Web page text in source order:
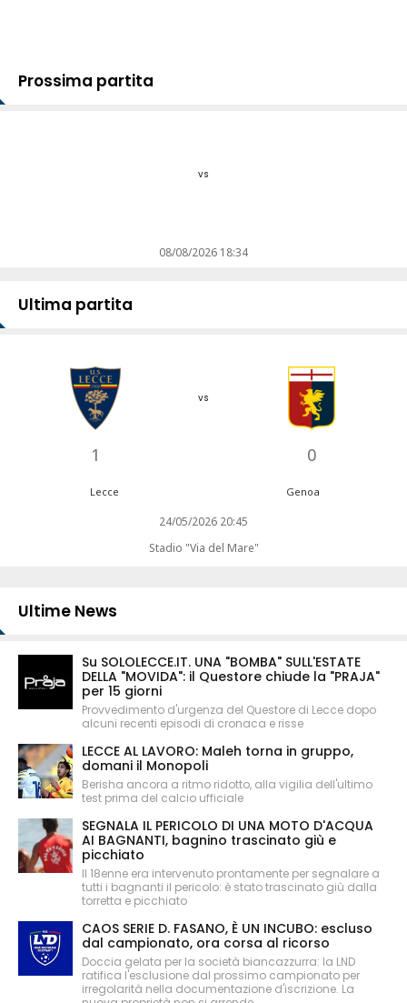
Prossima partita
vs
08/08/2026 18:34
Ultima partita
1
vs
0
Lecce Genoa
24/05/2026 20:45
Stadio "Via del Mare"
Ultime News
Su SOLOLECCE.IT. UNA "BOMBA" SULL'ESTATE
DELLA "MOVIDA": il Questore chiude la "PRAJA"
per 15 giorni
Provvedimento d'urgenza del Questore di Lecce dopo
alcuni recenti episodi di cronaca e risse
LECCE AL LAVORO: Maleh torna in gruppo,
domani il Monopoli
Berisha ancora a ritmo ridotto, alla vigilia dell'ultimo
test prima del calcio ufficiale
SEGNALA IL PERICOLO DI UNA MOTO D'ACQUA
AI BAGNANTI, bagnino trascinato giù e
picchiato
Il 18enne era intervenuto prontamente per segnalare a
tutti i bagnanti il pericolo: è stato trascinato giù dalla
torretta e picchiato
CAOS SERIE D. FASANO, È UN INCUBO: escluso
dal campionato, ora corsa al ricorso
Doccia gelata per la società biancazzurra: la LND
ratifica l'esclusione dal prossimo campionato per
irregolarità nella documentazione d'iscrizione. La